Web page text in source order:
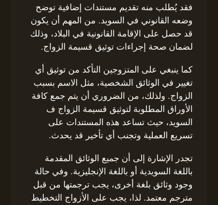
فقد يُطلب منه تقديم مستندات إضافية توضح
وضعه القانوني في السويد. من المهم أن يكون
قد حصل على الإقامة القانونية في البلاد، وذلك
لضمان صحة إجراءات توثيق قسيمة الزواج.
كما ينبغي على المتزوجين التأكد من توثيق أي
تغيير في الوثائق الشخصية، مثل الاسم بسبب
الزواج. ولذلك، من الضروري أن يتم جمع كافة
الأوراق المطلوبة لتوثيق قسيمة الزواج ف
السويد، حيث تساعد هذه المستندات على
تسريع العملية وتجنب أي تأخير قد يحدث.
تجدر الإشارة إلى أن جميع الوثائق المقدمة
باللغة السويدية أو باللغة الإنجليزية. وفي حالة
وجود وثائق بلغة أخرى، يجب ترجمتها من قبل
مترجم معتمد. لذا، يجب على الأزواج التخطيط